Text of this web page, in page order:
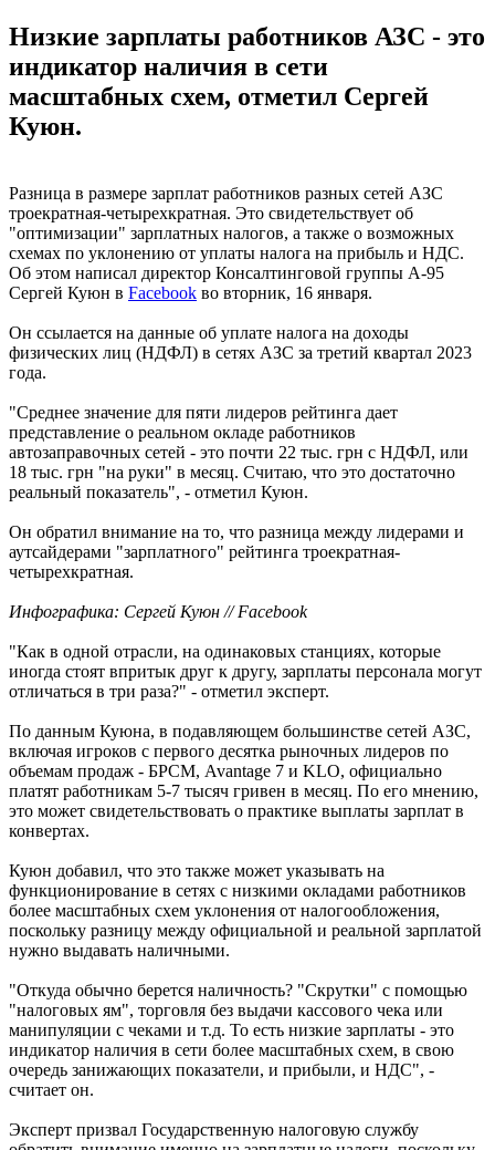
Низкие зарплаты работников АЗС - это
индикатор наличия в сети
масштабных схем, отметил Сергей
Куюн.
Разница в размере зарплат работников разных сетей АЗС
троекратная-четырехкратная. Это свидетельствует об
"оптимизации" зарплатных налогов, а также о возможных
схемах по уклонению от уплаты налога на прибыль и НДС.
Об этом написал директор Консалтинговой группы А-95
Сергей Куюн в Facebook во вторник, 16 января.
Он ссылается на данные об уплате налога на доходы
физических лиц (НДФЛ) в сетях АЗС за третий квартал 2023
года.
"Среднее значение для пяти лидеров рейтинга дает
представление о реальном окладе работников
автозаправочных сетей - это почти 22 тыс. грн с НДФЛ, или
18 тыс. грн "на руки" в месяц. Считаю, что это достаточно
реальный показатель", - отметил Куюн.
Он обратил внимание на то, что разница между лидерами и
аутсайдерами "зарплатного" рейтинга троекратная-
четырехкратная.
Инфографика: Сергей Куюн // Facebook
"Как в одной отрасли, на одинаковых станциях, которые
иногда стоят впритык друг к другу, зарплаты персонала могут
отличаться в три раза?" - отметил эксперт.
По данным Куюна, в подавляющем большинстве сетей АЗС,
включая игроков с первого десятка рыночных лидеров по
объемам продаж - БРСМ, Avantage 7 и KLO, официально
платят работникам 5-7 тысяч гривен в месяц. По его мнению,
это может свидетельствовать о практике выплаты зарплат в
конвертах.
Куюн добавил, что это также может указывать на
функционирование в сетях с низкими окладами работников
более масштабных схем уклонения от налогообложения,
поскольку разницу между официальной и реальной зарплатой
нужно выдавать наличными.
"Откуда обычно берется наличность? "Скрутки" с помощью
"налоговых ям", торговля без выдачи кассового чека или
манипуляции с чеками и т.д. То есть низкие зарплаты - это
индикатор наличия в сети более масштабных схем, в свою
очередь занижающих показатели, и прибыли, и НДС", -
считает он.
Эксперт призвал Государственную налоговую службу